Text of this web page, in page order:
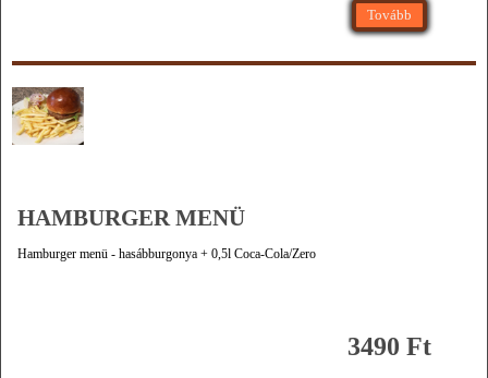
Tovább
HAMBURGER MENÜ
Hamburger menü - hasábburgonya + 0,5l Coca-Cola/Zero
3490 Ft